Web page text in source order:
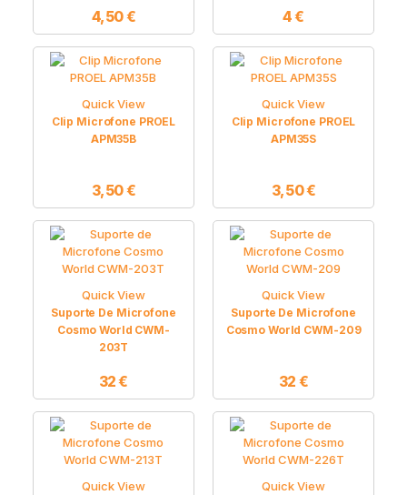
4,50€ 4€
Quick View
Clip Microfone PROEL
APM35B
3,50€
Quick View
Clip Microfone PROEL
APM35S
3,50€
Quick View
Suporte De Microfone
Cosmo World CWM-
203T
32€
Quick View
Suporte De Microfone
Cosmo World CWM-209
32 €
Quick View Quick View